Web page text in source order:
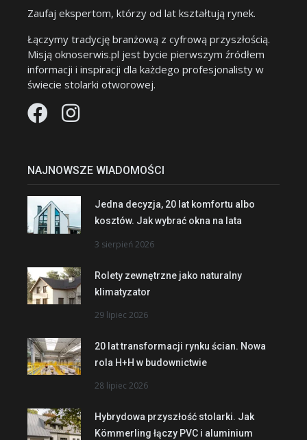
Zaufaj ekspertom, którzy od lat kształtują rynek.
Łączymy tradycję branżową z cyfrową przyszłością.
Misją oknoserwis.pl jest bycie pierwszym źródłem
informacji i inspiracji dla każdego profesjonalisty w
świecie stolarki otworowej.
NAJNOWSZE WIADOMOŚCI
Jedna decyzja, 20 lat komfortu albo
kosztów. Jak wybrać okna na lata
3 sierpień 2026
Rolety zewnętrzne jako naturalny
klimatyzator
29 lipiec 2026
20 lat transformacji rynku ścian. Nowa
rola H+H w budownictwie
28 lipiec 2026
Hybrydowa przyszłość stolarki. Jak
Kömmerling łączy PVC i aluminium